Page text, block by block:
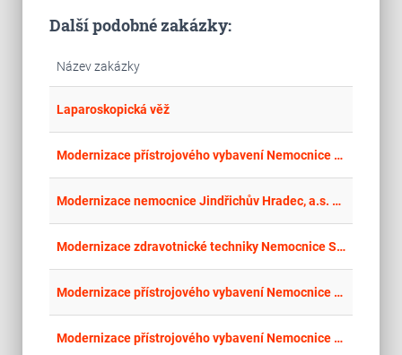
Další podobné zakázky:
Název zakázky
Laparoskopická věž
Modernizace přístrojového vybavení Nemocnice Písek, a.s.
Modernizace nemocnice Jindřichův Hradec, a.s. – zdravotnické přístroje
Modernizace zdravotnické techniky Nemocnice Strakonice, a.s.
Modernizace přístrojového vybavení Nemocnice Písek, a.s.
Modernizace přístrojového vybavení Nemocnice Písek, a.s. – ULTRAZVUKOVÁ SONDA